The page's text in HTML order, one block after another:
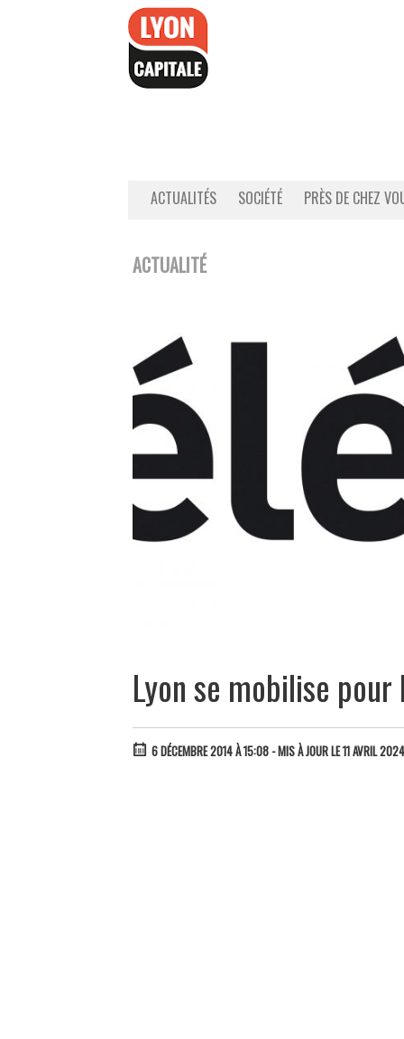
ACTUALITÉS SOCIÉTÉ PRÈS DE CHEZ
ACTUALITÉ
Lyon se mobilise
6 DÉCEMBRE 2014 À 15:08 - MIS À JOUR LE 11 AVRIL